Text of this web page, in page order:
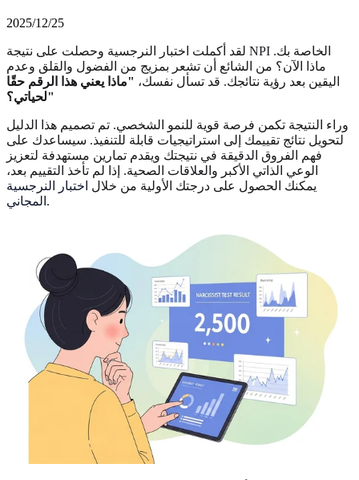
2025/12/25
لقد أكملت اختبار النرجسية وحصلت على نتيجة NPI الخاصة بك.
ماذا الآن؟ من الشائع أن تشعر بمزيج من الفضول والقلق وعدم
اليقين بعد رؤية نتائجك. قد تسأل نفسك، "ماذا يعني هذا الرقم حقًا
لحياتي؟"
وراء النتيجة تكمن فرصة قوية للنمو الشخصي. تم تصميم هذا الدليل
لتحويل نتائج تقييمك إلى استراتيجيات قابلة للتنفيذ. سيساعدك على
فهم الفروق الدقيقة في نتيجتك ويقدم تمارين مستهدفة لتعزيز
الوعي الذاتي الأكبر والعلاقات الصحية. إذا لم تأخذ التقييم بعد،
يمكنك الحصول على درجتك الأولية من خلال اختبار النرجسية
المجاني .